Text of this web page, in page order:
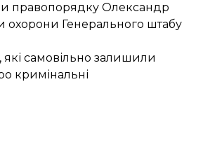
правопорядку Олександр
охорони Генерального штабу
самовільно залишили
кримінальні